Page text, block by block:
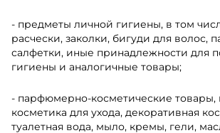
- предметы личной гигиены, в том
расчески, заколки, бигуди для волос,
салфетки, иные принадлежности для
гигиены и аналогичные товары;
- парфюмерно-косметические товары,
косметика для ухода, декоративная
туалетная вода, мыло, кремы, гели,